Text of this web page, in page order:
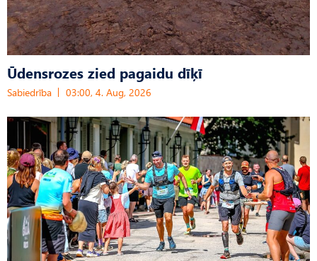
Ūdensrozes zied pagaidu dīķī
Sabiedrība 03:00, 4. Aug, 2026